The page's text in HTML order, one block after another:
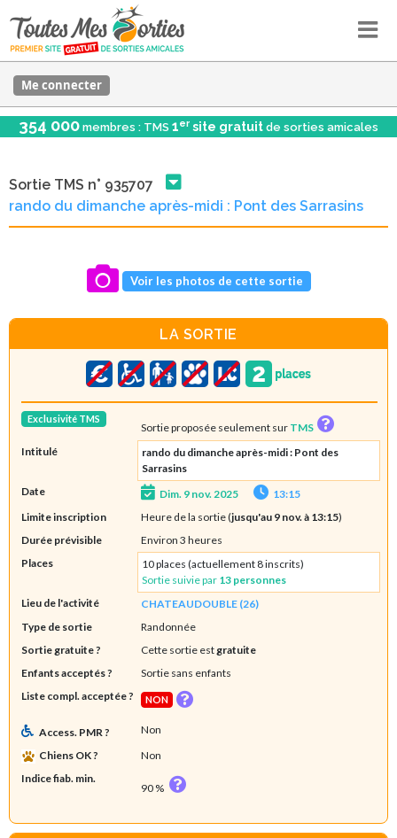
Me connecter
354 000 membres : TMS 1er site gratuit de sorties amicales
Sortie TMS n° 935707
rando du dimanche après-midi : Pont des Sarrasins
Voir les photos de cette sortie
LA SORTIE
Exclusivité TMS
Sortie proposée seulement sur TMS
Intitulé
rando du dimanche après-midi : Pont des
Sarrasins
Date
Dim. 9 nov. 2025
13:15
Limite inscription
Heure de la sortie (jusqu'au 9 nov. à 13:15)
Durée prévisible
Environ 3 heures
Places
10 places (actuellement 8 inscrits)
Sortie suivie par 13 personnes
Lieu de l'activité
CHATEAUDOUBLE (26)
Type de sortie
Randonnée
Sortie gratuite ?
Cette sortie est gratuite
Enfants acceptés ?
Sortie sans enfants
Liste compl. acceptée ?
NON
Access. PMR ?
Non
Chiens OK ?
Non
Indice fiab. min.
90 %